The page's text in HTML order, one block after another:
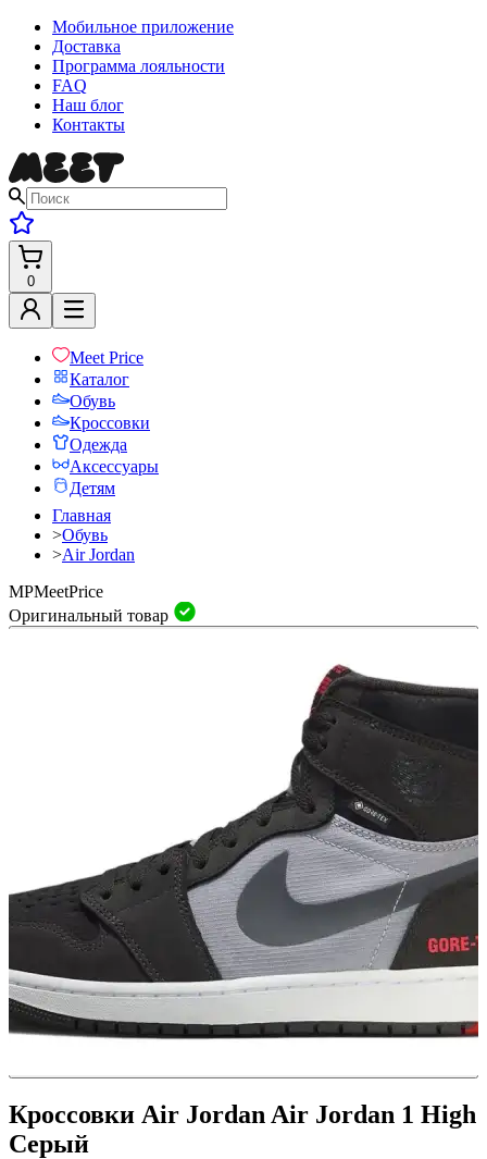
Мобильное приложение
Доставка
Программа лояльности
FAQ
Наш блог
Контакты
0
Meet Price
Каталог
Обувь
Кроссовки
Одежда
Аксессуары
Детям
Главная
>Обувь
>Air Jordan
MPMeetPrice
Оригинальный товар
Кроссовки Air Jordan Air Jordan 1 High
Серый